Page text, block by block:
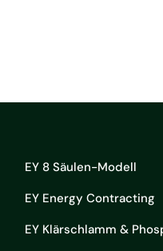
EY 8 Säulen-Modell
EY Energy Contracting
EY Klärschlamm &